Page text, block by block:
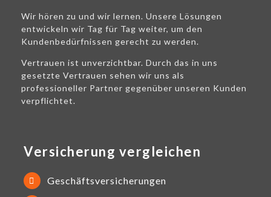
Wir hören zu und wir lernen. Unsere Lösungen
entwickeln wir Tag für Tag weiter, um den
Kundenbedürfnissen gerecht zu werden.
Vertrauen ist unverzichtbar. Durch das in uns
gesetzte Vertrauen sehen wir uns als
professioneller Partner gegenüber unseren Kunden
verpflichtet.
Versicherung vergleichen
Geschäftsversicherungen